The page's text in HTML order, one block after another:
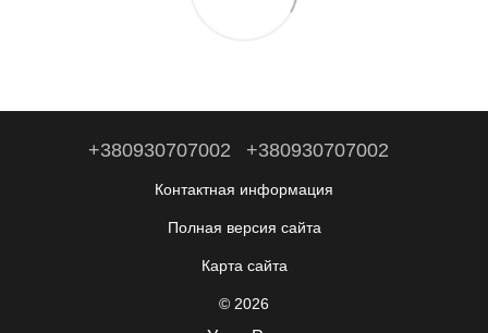
+380930707002 +380930707002
Контактная информация
Полная версия сайта
Карта сайта
© 2026